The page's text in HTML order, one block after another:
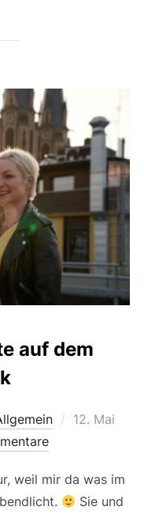
auf dem
12. Mai
weil mir da was im
Sie und